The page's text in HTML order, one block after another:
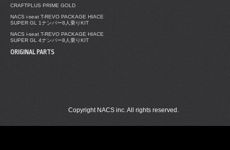
CRAFTPLUS PRIME GOLD
NACS i-seat T-REVO PACKAGE HIACE
SUPER GL 1ナンバー8人乗りKIT
NACS i-seat T-REVO PACKAGE HIACE
SUPER GL 4ナンバー8人乗りKIT
ORIGINAL PARTS
Copyright NACS inc. All rights reserved.